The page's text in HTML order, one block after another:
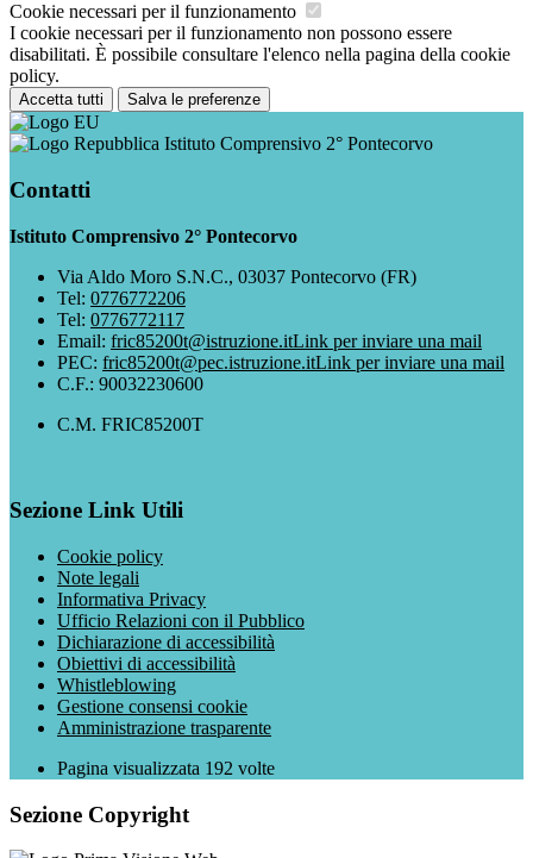
Cookie necessari per il funzionamento
I cookie necessari per il funzionamento non possono essere
disabilitati. È possibile consultare l'elenco nella pagina della cookie
policy.
Accetta tutti Salva le preferenze
Istituto Comprensivo 2° Pontecorvo
Contatti
Istituto Comprensivo 2° Pontecorvo
Via Aldo Moro S.N.C., 03037 Pontecorvo (FR)
Tel: 0776772206
Tel: 0776772117
Email: fric85200t@istruzione.itLink per inviare una mail
PEC: fric85200t@pec.istruzione.itLink per inviare una mail
C.F.: 90032230600
C.M. FRIC85200T
Sezione Link Utili
Cookie policy
Note legali
Informativa Privacy
Ufficio Relazioni con il Pubblico
Dichiarazione di accessibilità
Obiettivi di accessibilità
Whistleblowing
Gestione consensi cookie
Amministrazione trasparente
Pagina visualizzata 192 volte
Sezione Copyright